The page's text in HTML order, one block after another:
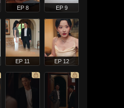
EP 8 EP 9
EP 11 EP 12